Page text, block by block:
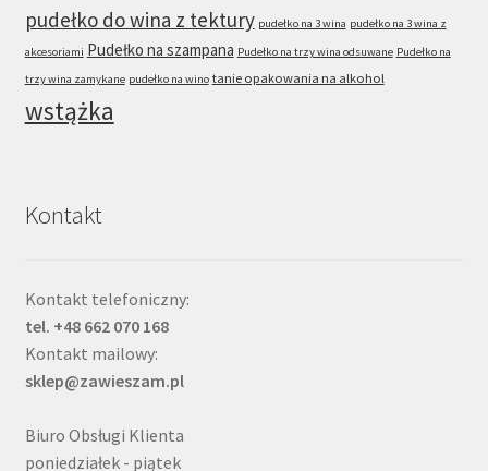
pudełko do wina z tektury pudełko na 3 wina pudełko na 3 wina z
akcesoriami Pudełko na szampana Pudełko na trzy wina odsuwane Pudełko na
trzy wina zamykane pudełko na wino tanie opakowania na alkohol
wstążka
Kontakt
Kontakt telefoniczny:
tel. +48 662 070 168
Kontakt mailowy:
sklep@zawieszam.pl
Biuro Obsługi Klienta
poniedziałek - piątek